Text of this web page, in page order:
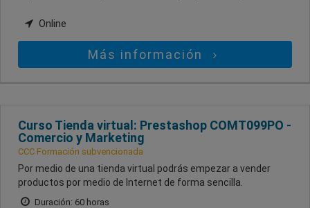
Online
Más información
Curso Tienda virtual: Prestashop COMT099PO -
Comercio y Marketing
CCC Formación subvencionada
Por medio de una tienda virtual podrás empezar a vender
productos por medio de Internet de forma sencilla.
Duración: 60 horas